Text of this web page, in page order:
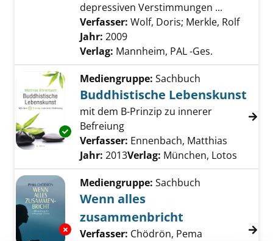
depressiven Verstimmungen ...
Verfasser: Wolf, Doris; Merkle, RolfSuche
Jahr: 2009
Verlag: Mannheim, PAL -Ges.
Exemplar-Details von Buddhistische
Mediengruppe: Sachbuch
Buddhistische Lebenskunst
mit dem B-Prinzip zu innerer
Befreiung
Verfasser: Ennenbach, Matthias
Jahr: 2013Verlag: München, Lotos
Exemplar-Details von Wenn alles
Mediengruppe: Sachbuch
Wenn alles
zusammenbricht
Verfasser: Chödrön, Pema Suche nach